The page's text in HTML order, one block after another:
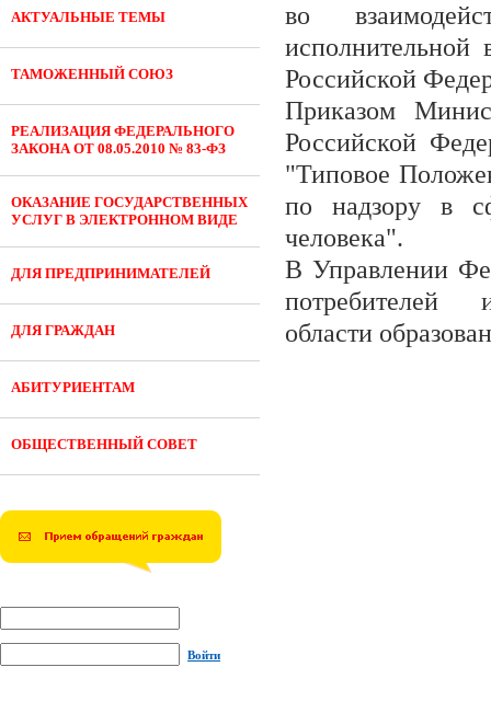
АКТУАЛЬНЫЕ ТЕМЫ
ТАМОЖЕННЫЙ СОЮЗ
РЕАЛИЗАЦИЯ ФЕДЕРАЛЬНОГО
ЗАКОНА ОТ 08.05.2010 № 83-ФЗ
ОКАЗАНИЕ ГОСУДАРСТВЕННЫХ
УСЛУГ В ЭЛЕКТРОННОМ ВИДЕ
ДЛЯ ПРЕДПРИНИМАТЕЛЕЙ
ДЛЯ ГРАЖДАН
АБИТУРИЕНТАМ
ОБЩЕСТВЕННЫЙ СОВЕТ
во
исполнительной
Российской
Приказом
Российской
"Типовое
по надзору в
человека".
В Управлении
области
Войти